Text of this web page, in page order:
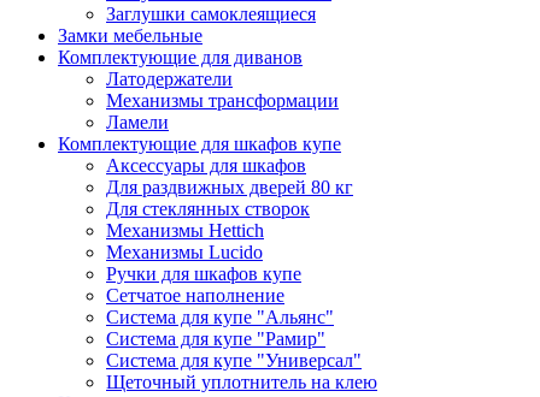
Заглушки самоклеящиеся
Замки мебельные
Комплектующие для диванов
Латодержатели
Механизмы трансформации
Ламели
Комплектующие для шкафов купе
Аксессуары для шкафов
Для раздвижных дверей 80 кг
Для стеклянных створок
Механизмы Hettich
Механизмы Lucido
Ручки для шкафов купе
Сетчатое наполнение
Система для купе "Альянс"
Система для купе "Рамир"
Система для купе "Универсал"
Щеточный уплотнитель на клею